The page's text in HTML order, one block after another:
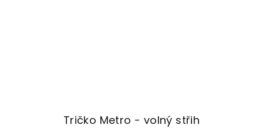
Tričko Metro - volný střih